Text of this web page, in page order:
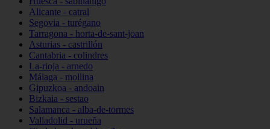
Alicante - catral
Segovia - turégano
Tarragona - horta-de-sant-joan
Asturias - castrillón
Cantabria - colindres
La-rioja - arnedo
Málaga - mollina
Gipuzkoa - andoain
Bizkaia - sestao
Salamanca - alba-de-tormes
Valladolid - urueña